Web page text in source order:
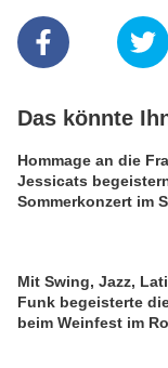
Das könnte
Hommage an die
Jessicats
Sommerkonzert im
Mit Swing, Jazz,
Funk begeisterte
beim Weinfest im